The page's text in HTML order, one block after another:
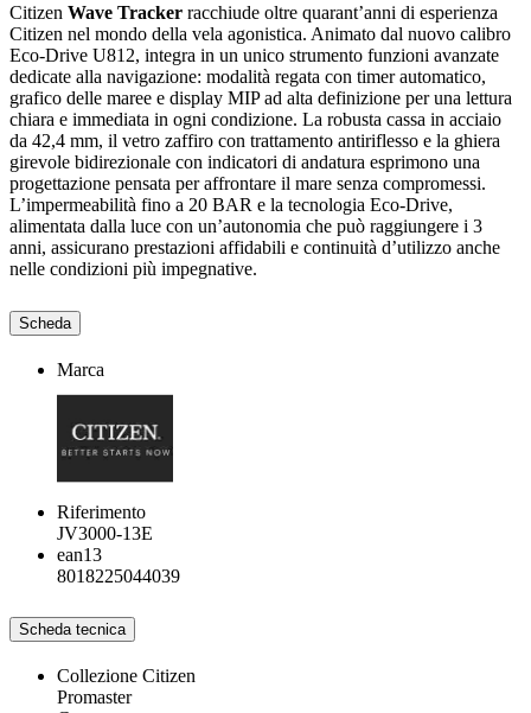
Citizen Wave Tracker racchiude oltre quarant’anni di esperienza
Citizen nel mondo della vela agonistica. Animato dal nuovo calibro
Eco-Drive U812, integra in un unico strumento funzioni avanzate
dedicate alla navigazione: modalità regata con timer automatico,
grafico delle maree e display MIP ad alta definizione per una lettura
chiara e immediata in ogni condizione. La robusta cassa in acciaio
da 42,4 mm, il vetro zaffiro con trattamento antiriflesso e la ghiera
girevole bidirezionale con indicatori di andatura esprimono una
progettazione pensata per affrontare il mare senza compromessi.
L’impermeabilità fino a 20 BAR e la tecnologia Eco-Drive,
alimentata dalla luce con un’autonomia che può raggiungere i 3
anni, assicurano prestazioni affidabili e continuità d’utilizzo anche
nelle condizioni più impegnative.
Scheda
Marca
Riferimento
JV3000-13E
ean13
8018225044039
Scheda tecnica
Collezione Citizen
Promaster